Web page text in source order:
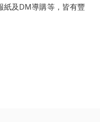
紙及DM導購等，皆有豐